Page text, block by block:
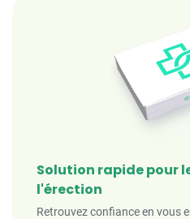
Solution rapide pour
l'érection
Retrouvez confiance en vous